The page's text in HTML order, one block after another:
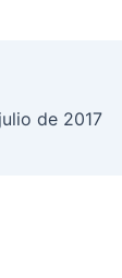
de 2017